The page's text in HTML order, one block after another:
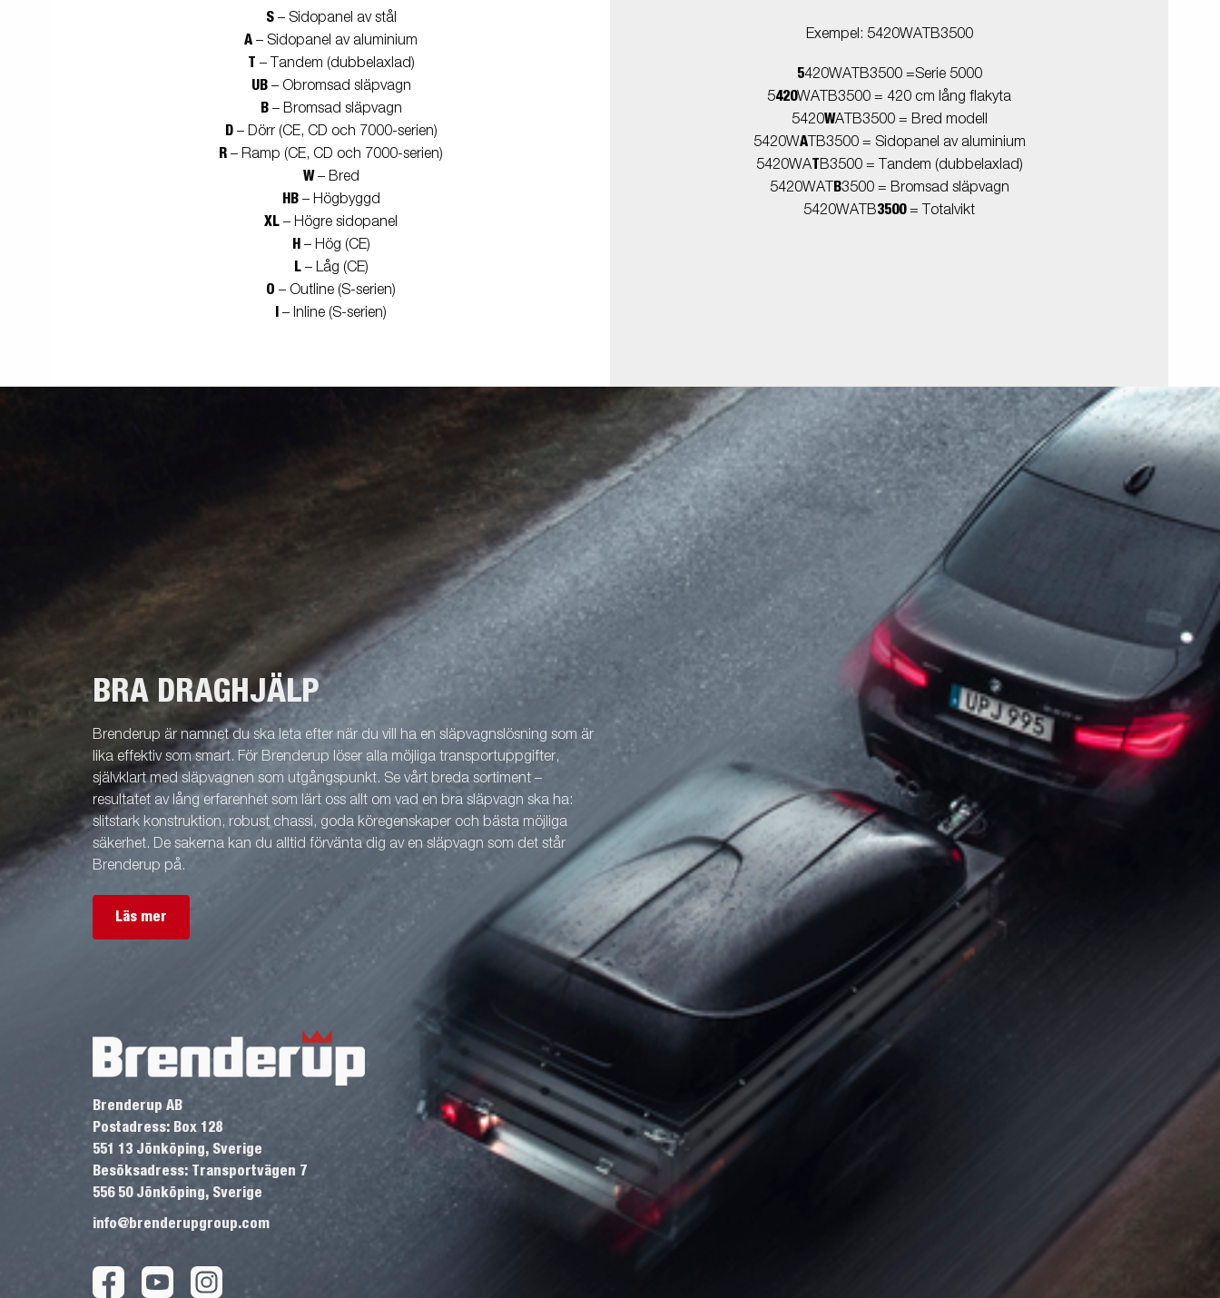
S– Sidopanel av stål
A – Sidopanel av aluminium
T – Tandem (dubbelaxlad)
UB– Obromsad släpvagn
B– Bromsad släpvagn
D– Dörr (CE, CD och 7000-serien)
R – Ramp (CE, CD och 7000-serien)
W– Bred
HB– Högbyggd
XL – Högre sidopanel
H– Hög (CE)
L– Låg (CE)
O – Outline (S-serien)
– Inline (S-serien)
Exempel: 5420WATB3500
5420WATB3500 =Serie 5000
5420WATB3500 = 420 cm lång flakyta
5420WATB3500 = Bred modell
5420WATB3500 = Sidopanel av aluminium
5420WATB3500 = Tandem (dubbelaxlad)
5420WAT B3500 = Bromsad släpvagn
5420WATB3500= Totalvikt
BRA DRAGHJÄLP
Brenderup är namnet du ska leta efter när du vill ha en släpvagnslösning som är
lika effektiv som smart. För Brenderup löser alla möjliga transportuppgifter,
självklart med släpvagnen som utgångspunkt. Se vårt breda sortiment –
resultatet av lång erfarenhet som lärt oss allt om vad en bra släpvagn ska ha:
slitstark konstruktion, robust chassi, goda köregenskaper och bästa möjliga
säkerhet. De sakerna kan du alltid förvänta dig av en släpvagn som det står
Brenderup på.
Läs mer
Brenderup AB
Postadress: Box 128
551 13 Jönköping, Sverige
Besöksadress: Transportvägen 7
556 50 Jönköping, Sverige
info@brenderupgroup.com